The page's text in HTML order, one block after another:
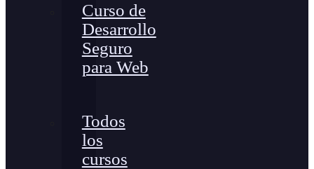
Curso de
Desarrollo
Seguro
para Web
Todos
los
cursos